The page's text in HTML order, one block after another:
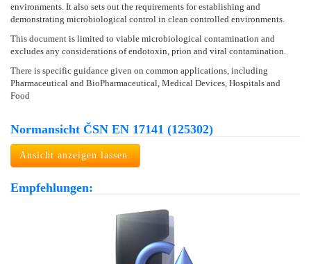
environments. It also sets out the requirements for establishing and
demonstrating microbiological control in clean controlled environments.
This document is limited to viable microbiological contamination and
excludes any considerations of endotoxin, prion and viral contamination.
There is specific guidance given on common applications, including
Pharmaceutical and BioPharmaceutical, Medical Devices, Hospitals and
Food
Normansicht ČSN EN 17141 (125302)
Ansicht anzeigen lassen.
Empfehlungen: